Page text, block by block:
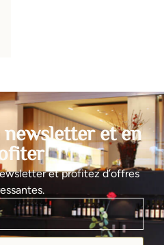
et en
et profitez d’offres